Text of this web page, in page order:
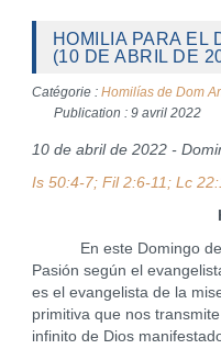
HOMILIA PARA EL
(10 DE ABRIL DE
Catégorie : Homilías de Dom
Publication : 9 avril 2022
10 de abril de 2022 -
Is 50:4-7; Fil 2:6-11; Lc
En este Domingo de
Pasión según el
es el evangelista de la
primitiva que nos
infinito de Dios